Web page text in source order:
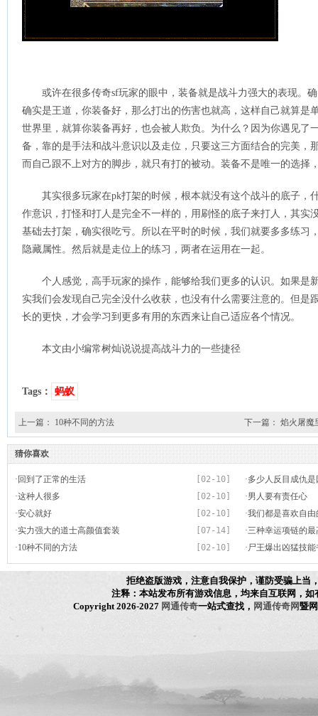
或许在很多传奇sf玩家的眼中，装备就是战斗力强大的表现。
确实是王道，你装备好，那么打出的伤害也就高，这样自己就算是
世界里，就算你装备再好，也会被人欺负。为什么？因为你遇见了
备，靠的是手法和战斗意识以及走位，只要这三方面结合的完美，
而自己跟不上对方的脚步，就只有打的被动。装备不是唯一的选择
其实很多玩家在pk打架的时候，根本就没有这个战斗的底子，
作意识，打怪和打人是完全不一样的，用刷怪的底子来打人，其实
基础去打架，确实很吃亏。所以在平时的时候，我们就要多多练习
隐藏属性。然后就是走位上的练习，两者在运用在一起。
个人感觉，高手玩家的操作，能够给我们更多的认识。如果是
实我们会发现自己完全没什么收获，也没有什么需要注意的。但是
长的更快，才会学习到更多有用的东西来让自己适应各个情况。
本文由小编常树灿说说提高战斗力的一些捷径
Tags： 蚂蚁
上一篇： 10种不同的方法 下一篇： 焰火屠魔
猜你喜欢
[02-10]
· 回到了正常的生活 ·多少人反目成仇
[02-10]
·这种人很多 ·男人要有责任心
[02-10]
·安心就好 ·我们都是喜欢自由
[07-14]
·实力强大的道士高颜值套装 ·三种幸运项链的
[02-10]
·10种不同的方法 ·尸王爆出凶猛技
拒绝盗版游戏，注意自我保护，谨防受骗上当
注释：本站发布所有游戏信息，均来自互联网，
Copyright 2026-2027 网通传奇一站式查找， 网通传奇网暨